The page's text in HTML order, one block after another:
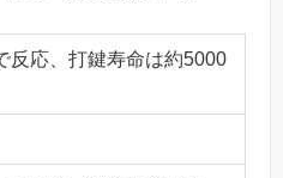
反応、打鍵寿命は約5000